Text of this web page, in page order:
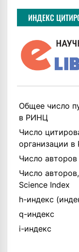
ИНДЕКС
Общее число
в РИНЦ
Число
организации
Число авторов
Число
Science Index
h-индекс
q-индекс
i-индекс